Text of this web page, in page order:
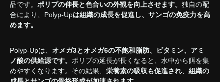
品です。 ポリプの伸長と色合いの外観を向上させます。 独自の配
合により、 Polyp-Upは組織の成長を促進し、サンゴの免疫力を高
めます。
Polyp-Upは、 オメガ3とオメガ6の不飽和脂肪、ビタミン、アミ
ノ酸の供給源です。 ポリプの延長が長くなると、水中から餌を集
めやすくなります。その結果、 栄養素の吸収も促進され、 組織の